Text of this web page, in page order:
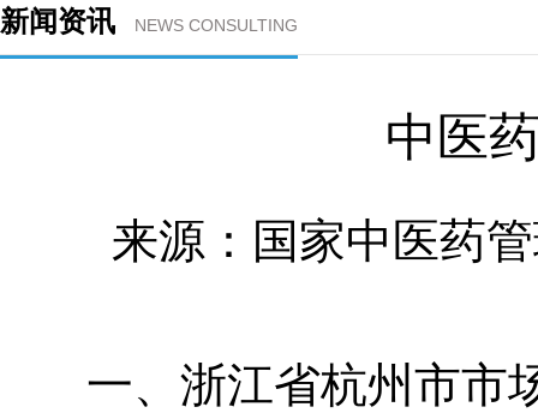
新闻资讯 NEWS CONSULTING
中医
来源：国家中医药
一、浙江省杭州市市